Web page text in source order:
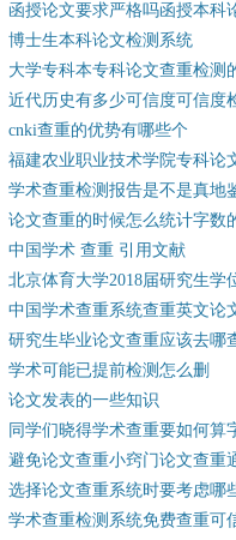
函授论文要求严格吗函授本科
博士生本科论文检测系统
大学专科本专科论文查重检测
近代历史有多少可信度可信度
cnki查重的优势有哪些个
福建农业职业技术学院专科论
学术查重检测报告是不是真地
论文查重的时候怎么统计字数
中国学术 查重 引用文献
北京体育大学2018届研究生学
中国学术查重系统查重英文论
研究生毕业论文查重应该去哪
学术可能已提前检测怎么删
论文发表的一些知识
同学们晓得学术查重要如何算
避免论文查重小窍门论文查重
选择论文查重系统时要考虑哪
学术查重检测系统免费查重可